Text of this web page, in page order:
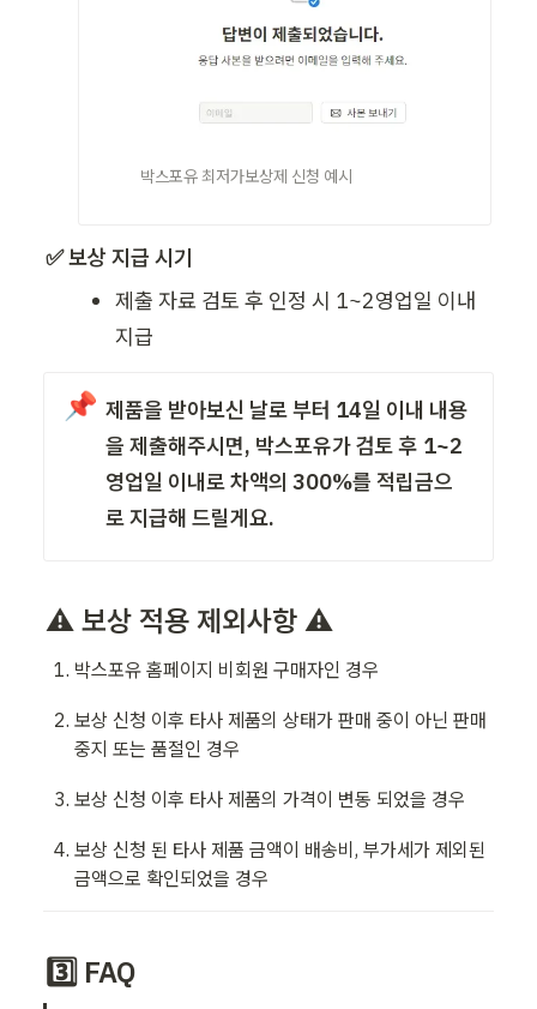
박스포유 최저가보상제 신청 예시
✅ 보상 지급 시기
제출 자료 검토 후 인정 시 1~2영업일 이내
지급
📌 제품을 받아보신 날로 부터 14일 이내 내용
을 제출해주시면, 박스포유가 검토 후 1~2
영업일 이내로 차액의 300%를 적립금으
로 지급해 드릴게요.
⚠️ 보상 적용 제외사항 ⚠️
박스포유 홈페이지 비회원 구매자인 경우
보상 신청 이후 타사 제품의 상태가 판매 중이 아닌 판매
중지 또는 품절인 경우
보상 신청 이후 타사 제품의 가격이 변동 되었을 경우
보상 신청 된 타사 제품 금액이 배송비, 부가세가 제외된
금액으로 확인되었을 경우
3️⃣ FAQ